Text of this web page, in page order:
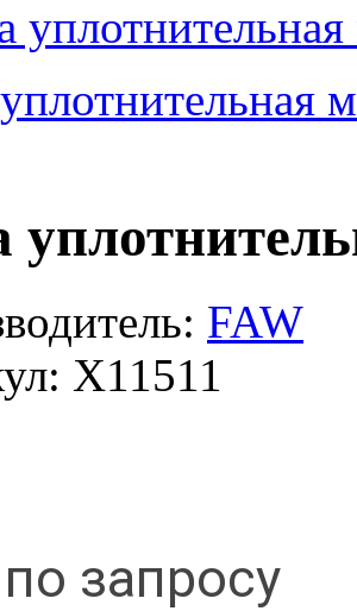
FAW
X11511
по запросу